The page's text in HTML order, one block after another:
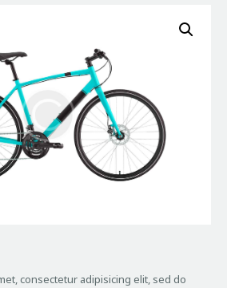
consectetur adipisicing elit, sed do